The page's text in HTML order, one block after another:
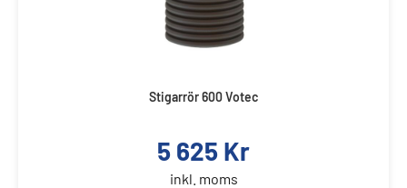
Stigarrör 600 Votec
5 625 Kr
inkl. moms